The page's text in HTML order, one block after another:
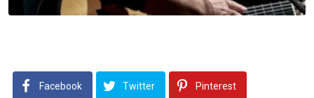
Facebook Twitter Pinterest